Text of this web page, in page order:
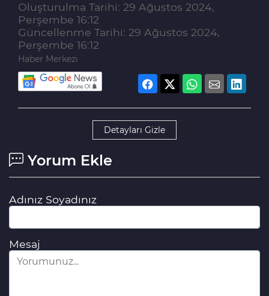
Oluşturulma Tarihi: 29 Ağustos 2024,
Perşembe 16:12
Güncellenme Tarihi: 29 Ağustos 2024,
Perşembe 16:12
Haber Merkezi
Detayları Gizle
Yorum Ekle
Adınız Soyadınız
Mesaj